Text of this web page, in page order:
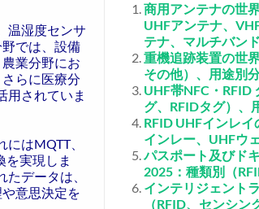
温湿度センサ
では、設備
業分野にお
らに医療分
用されていま
はMQTT、
を実現しま
データは、
意思決定を
商用アンテナの世
UHFアンテナ、
テナ、マルチバン
重機追跡装置の世
その他）、用途別
UHF帯NFC・RFID
グ、RFIDタグ）、
RFID UHFインレ
インレー、UHFウ
パスポート及びド
2025：種類別（
インテリジェント
（RFID、センシ